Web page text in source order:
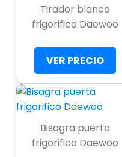
Tirador blanco
frigorifico Daewoo
VER PRECIO
Bisagra puerta
frigorifico Daewoo